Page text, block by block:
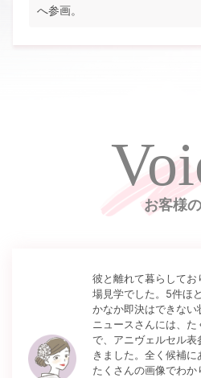
へ参画。
お客様
彼と離れて暮らして
場見学でした。5件ほ
かなか即決はできな
ニュースさんには、
で、アニヴェルセル
きました。全く候補に
たくさんの画像でわ